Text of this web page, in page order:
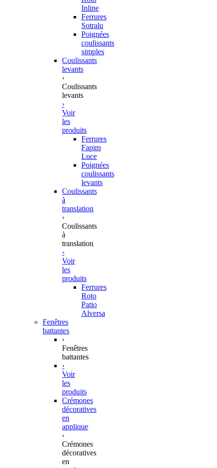
Inline
Ferrures
Sotralu
Poignées
coulissants
simples
Coulissants
levants
‹
Coulissants
levants
›
Voir
les
produits
Ferrures
Fapim
Luce
Poignées
coulissants
levants
Coulissants
à
translation
‹
Coulissants
à
translation
›
Voir
les
produits
Ferrures
Roto
Patio
Alversa
Fenêtres
battantes
‹
Fenêtres
battantes
›
Voir
les
produits
Crémones
décoratives
en
applique
‹
Crémones
décoratives
en